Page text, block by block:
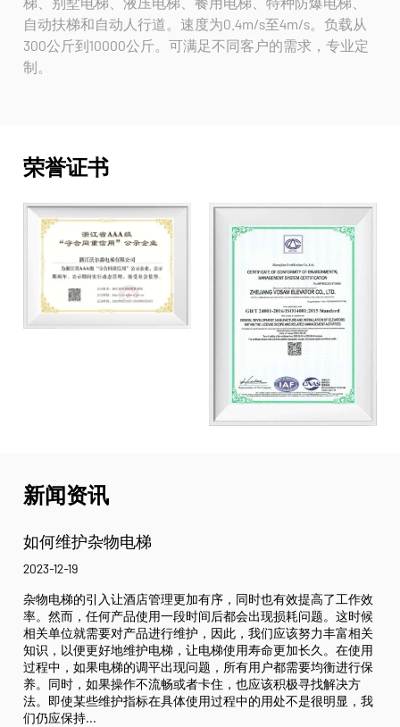
自动扶梯和自动人行道。速度为0.4m/s至4m/s。负载从
300公斤到10000公斤。可满足不同客户的需求，专业定
制。
荣誉证书
新闻资讯
如何维护杂物电梯
2023-12-19
杂物电梯的引入让酒店管理更加有序，同时也有效提高了工作效
率。然而，任何产品使用一段时间后都会出现损耗问题。这时候
相关单位就需要对产品进行维护，因此，我们应该努力丰富相关
知识，以便更好地维护电梯，让电梯使用寿命更加长久。在使用
过程中，如果电梯的调平出现问题，所有用户都需要均衡进行保
养。同时，如果操作不流畅或者卡住，也应该积极寻找解决方
法。即使某些维护指标在具体使用过程中的用处不是很明显，我
们仍应保持...